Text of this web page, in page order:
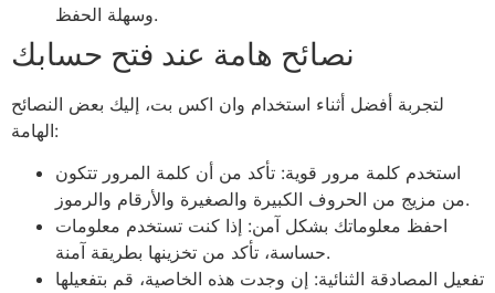
وسهلة الحفظ.
نصائح هامة عند فتح حسابك
لتجربة أفضل أثناء استخدام وان اكس بت، إليك بعض النصائح
الهامة:
استخدم كلمة مرور قوية: تأكد من أن كلمة المرور تتكون
من مزيج من الحروف الكبيرة والصغيرة والأرقام والرموز.
احفظ معلوماتك بشكل آمن: إذا كنت تستخدم معلومات
حساسة، تأكد من تخزينها بطريقة آمنة.
تفعيل المصادقة الثنائية: إن وجدت هذه الخاصية، قم بتفعيلها